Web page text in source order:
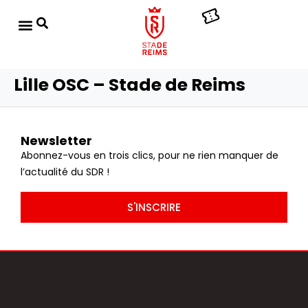
Lille OSC – Stade de Reims
Newsletter
Abonnez-vous en trois clics, pour ne rien manquer de
l’actualité du SDR !
S'INSCRIRE